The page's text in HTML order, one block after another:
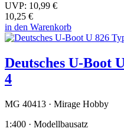
UVP: 10,99 €
10,25 €
in den Warenkorb
Deutsches U-Boot
4
MG 40413 · Mirage Hobby
1:400 · Modellbausatz